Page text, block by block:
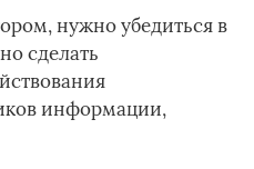
нужно убедиться в
сделать
информации,